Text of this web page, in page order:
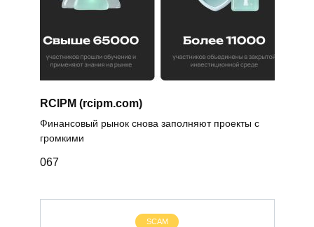
RCIPM (rcipm.com)
Финансовый рынок снова заполняют проекты с
громкими
067
SCAM